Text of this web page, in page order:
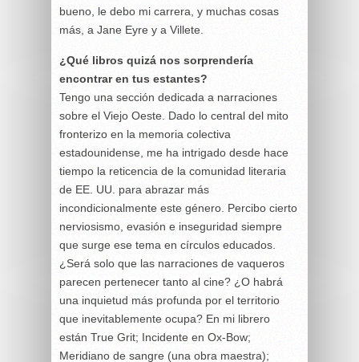
bueno, le debo mi carrera, y muchas cosas
más, a Jane Eyre y a Villete.
¿Qué libros quizá nos sorprendería
encontrar en tus estantes?
Tengo una sección dedicada a narraciones
sobre el Viejo Oeste. Dado lo central del mito
fronterizo en la memoria colectiva
estadounidense, me ha intrigado desde hace
tiempo la reticencia de la comunidad literaria
de EE. UU. para abrazar más
incondicionalmente este género. Percibo cierto
nerviosismo, evasión e inseguridad siempre
que surge ese tema en círculos educados.
¿Será solo que las narraciones de vaqueros
parecen pertenecer tanto al cine? ¿O habrá
una inquietud más profunda por el territorio
que inevitablemente ocupa? En mi librero
están True Grit; Incidente en Ox-Bow;
Meridiano de sangre (una obra maestra);